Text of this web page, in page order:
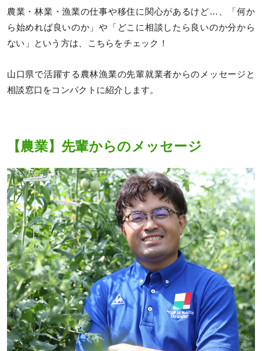
農業・林業・漁業の仕事や移住に関心があるけど…、「何か
ら始めれば良いのか」や「どこに相談したら良いのか分から
ない」という方は、こちらをチェック！
山口県で活躍する農林漁業の先輩就業者からのメッセージと
相談窓口をコンパクトに紹介します。
【農業】先輩からのメッセージ